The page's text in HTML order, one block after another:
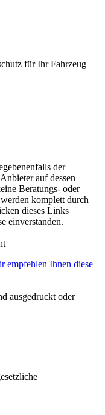
für Ihr Fahrzeug
der
auf dessen
Beratungs- oder
komplett durch
dieses Links
einverstanden.
empfehlen Ihnen diese
ausgedruckt oder